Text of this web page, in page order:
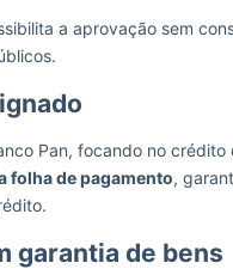
a aprovação sem
Pan, focando no
folha de pagamento,
garantia de bens